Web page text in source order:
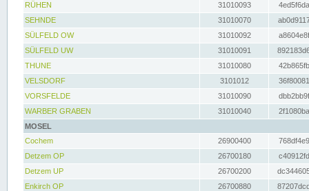
RÜHEN
31010093
SEHNDE
31010070
SÜLFELD OW
31010092
SÜLFELD UW
31010091
THUNE
31010080
VELSDORF
3101012
VORSFELDE
31010090
WARBER GRABEN
31010040
MOSEL
Cochem
26900400
Detzem OP
26700180
Detzem UP
26700200
Enkirch OP
26700880